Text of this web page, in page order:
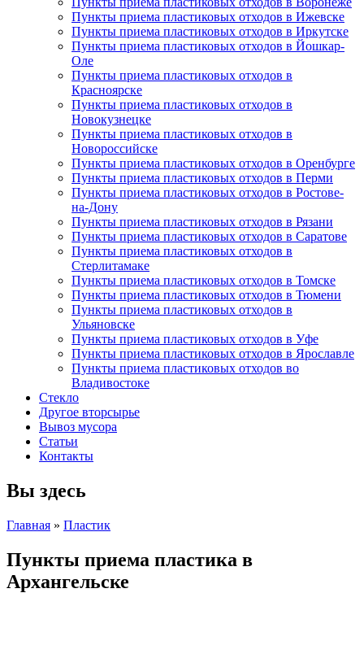
Пункты приема пластиковых отходов в Ижевске
Пункты приема пластиковых отходов в Иркутске
Пункты приема пластиковых отходов в Йошкар-
Оле
Пункты приема пластиковых отходов в
Красноярске
Пункты приема пластиковых отходов в
Новокузнецке
Пункты приема пластиковых отходов в
Новороссийске
Пункты приема пластиковых отходов в Оренбурге
Пункты приема пластиковых отходов в Перми
Пункты приема пластиковых отходов в Ростове-
на-Дону
Пункты приема пластиковых отходов в Рязани
Пункты приема пластиковых отходов в Саратове
Пункты приема пластиковых отходов в
Стерлитамаке
Пункты приема пластиковых отходов в Томске
Пункты приема пластиковых отходов в Тюмени
Пункты приема пластиковых отходов в
Ульяновске
Пункты приема пластиковых отходов в Уфе
Пункты приема пластиковых отходов в Ярославле
Пункты приема пластиковых отходов во
Владивостоке
Стекло
Другое вторсырье
Вывоз мусора
Статьи
Контакты
Вы здесь
Главная » Пластик
Пункты приема пластика в
Архангельске